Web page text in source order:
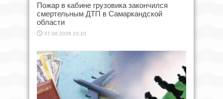
Пожар в кабине грузовика закончился
смертельным ДТП в Самаркандской
области
07.08.2026 23:10